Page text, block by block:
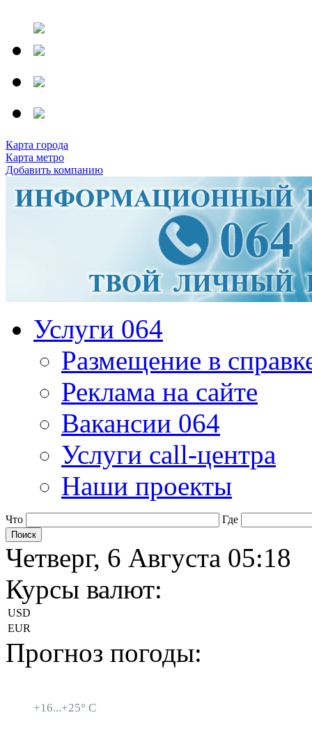
Карта города
Карта метро
Добавить компанию
Услуги 064
Размещение в
Реклама на сайте
Вакансии 064
Услуги call-центра
Наши проекты
Что Где
Четверг, 6 Августа 05:18
Курсы валют:
USD
EUR
Прогноз погоды:
+16...+25° C